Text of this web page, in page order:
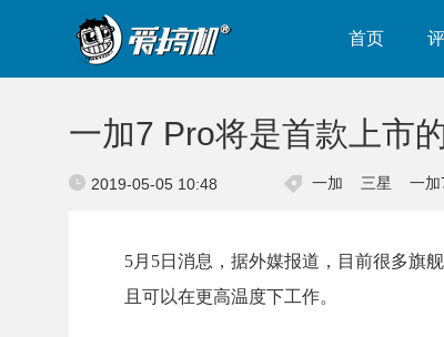
首页
一加7 Pro将是首款上市
2019-05-05 10:48 一加 三星 一加
5月5日消息，据外媒报道，目前很多旗
且可以在更高温度下工作。